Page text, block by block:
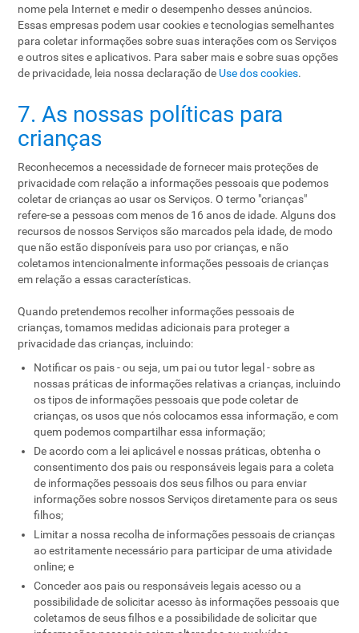
nome pela Internet e medir o desempenho desses anúncios.
Essas empresas podem usar cookies e tecnologias semelhantes
para coletar informações sobre suas interações com os Serviços
e outros sites e aplicativos. Para saber mais e sobre suas opções
de privacidade, leia nossa declaração de Use dos cookies.
7. As nossas políticas para
crianças
Reconhecemos a necessidade de fornecer mais proteções de
privacidade com relação a informações pessoais que podemos
coletar de crianças ao usar os Serviços. O termo "crianças"
refere-se a pessoas com menos de 16 anos de idade. Alguns dos
recursos de nossos Serviços são marcados pela idade, de modo
que não estão disponíveis para uso por crianças, e não
coletamos intencionalmente informações pessoais de crianças
em relação a essas características.
Quando pretendemos recolher informações pessoais de
crianças, tomamos medidas adicionais para proteger a
privacidade das crianças, incluindo:
Notificar os pais - ou seja, um pai ou tutor legal - sobre as
nossas práticas de informações relativas a crianças, incluindo
os tipos de informações pessoais que pode coletar de
crianças, os usos que nós colocamos essa informação, e com
quem podemos compartilhar essa informação;
De acordo com a lei aplicável e nossas práticas, obtenha o
consentimento dos pais ou responsáveis ​​legais para a coleta
de informações pessoais dos seus filhos ou para enviar
informações sobre nossos Serviços diretamente para os seus
filhos;
Limitar a nossa recolha de informações pessoais de crianças
ao estritamente necessário para participar de uma atividade
online; e
Conceder aos pais ou responsáveis ​​legais acesso ou a
possibilidade de solicitar acesso às informações pessoais que
coletamos de seus filhos e a possibilidade de solicitar que